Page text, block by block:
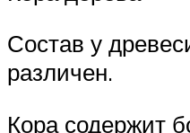
Состав у
различен.
Кора содержит